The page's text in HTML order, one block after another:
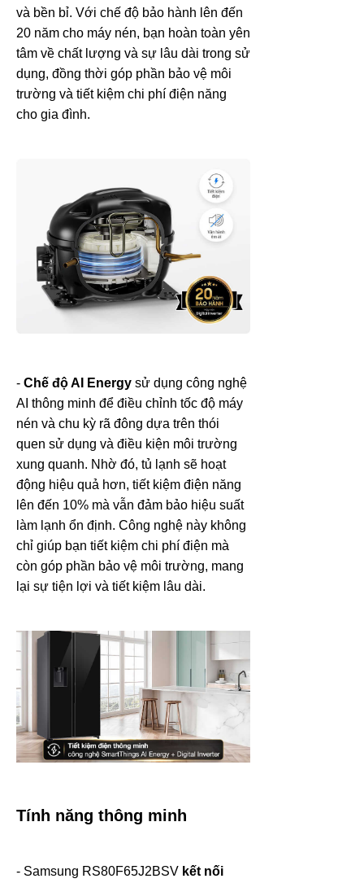
và bền bỉ. Với chế độ bảo hành lên đến
20 năm cho máy nén, bạn hoàn toàn yên
tâm về chất lượng và sự lâu dài trong sử
dụng, đồng thời góp phần bảo vệ môi
trường và tiết kiệm chi phí điện năng
cho gia đình.
- Chế độ AI Energy sử dụng công nghệ
AI thông minh để điều chỉnh tốc độ máy
nén và chu kỳ rã đông dựa trên thói
quen sử dụng và điều kiện môi trường
xung quanh. Nhờ đó, tủ lạnh sẽ hoạt
động hiệu quả hơn, tiết kiệm điện năng
lên đến 10% mà vẫn đảm bảo hiệu suất
làm lạnh ổn định. Công nghệ này không
chỉ giúp bạn tiết kiệm chi phí điện mà
còn góp phần bảo vệ môi trường, mang
lại sự tiện lợi và tiết kiệm lâu dài.
Tính năng thông minh
- Samsung RS80F65J2BSV kết nối